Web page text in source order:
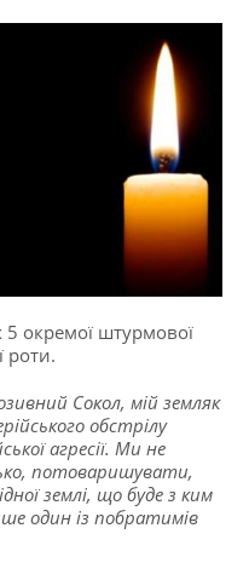
окремої штурмової
роти.
Сокол, мій земляк
обстрілу
агресії. Ми не
потоваришувати,
землі, що буде з ким
один із побратимів